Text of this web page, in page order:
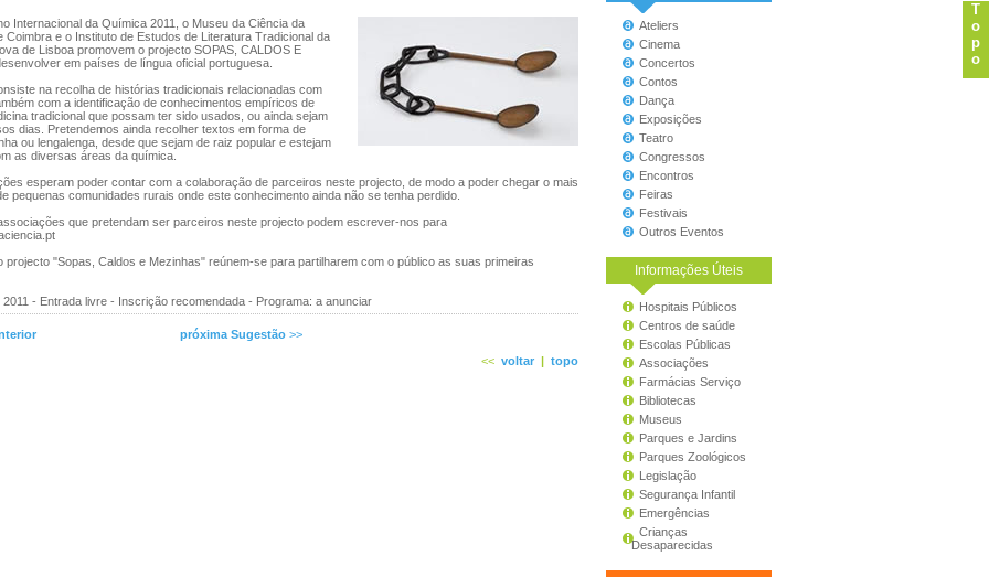
Ateliers
Cinema
Concertos
Contos
Dança
Exposições
Teatro
Congressos
Encontros
Feiras
Festivais
Outros Eventos
Informações Úteis
Hospitais Públicos
Centros de saúde
Escolas Públicas
Associações
Farmácias Serviço
Bibliotecas
Museus
Parques e Jardins
Parques Zoológicos
Legislação
Segurança Infantil
Emergências
Crianças
Desaparecidas
Internacional da Química 2011, o Museu da Ciência da
Coimbra e o Instituto de Estudos de Literatura Tradicional da
de Lisboa promovem o projecto SOPAS, CALDOS E
em países de língua oficial portuguesa.
na recolha de histórias tradicionais relacionadas com
com a identificação de conhecimentos empíricos de
tradicional que possam ter sido usados, ou ainda sejam
dias. Pretendemos ainda recolher textos em forma de
ou lengalenga, desde que sejam de raiz popular e estejam
as diversas áreas da química.
esperam poder contar com a colaboração de parceiros neste projecto, de modo a poder chegar o mais
pequenas comunidades rurais onde este conhecimento ainda não se tenha perdido.
que pretendam ser parceiros neste projecto podem escrever-nos para
projecto "Sopas, Caldos e Mezinhas" reúnem-se para partilharem com o público as suas primeiras
- Entrada livre - Inscrição recomendada - Programa: a anunciar
próxima Sugestão >>
<< voltar | topo
T
o
p
o